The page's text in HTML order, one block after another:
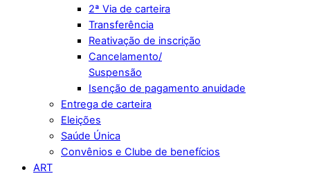
2ª Via de carteira
Transferência
Reativação de inscrição
Cancelamento/
Suspensão
Isenção de pagamento anuidade
Entrega de carteira
Eleições
Saúde Única
Convênios e Clube de benefícios
ART